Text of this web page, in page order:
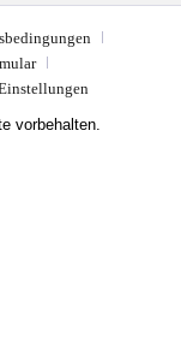
vorbehalten.